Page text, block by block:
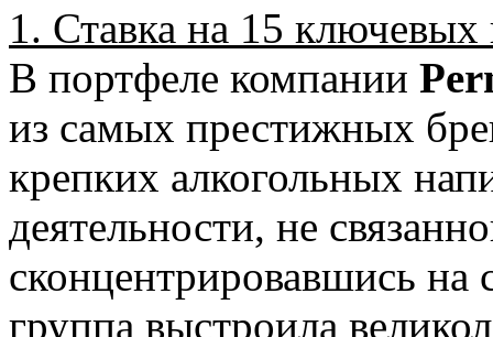
1. Ставка на 15
В портфеле компании
из самых престижных
крепких алкогольных
деятельности, не
сконцентрировавшись на
группа выстроила